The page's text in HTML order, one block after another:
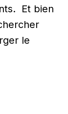
Et bien
le